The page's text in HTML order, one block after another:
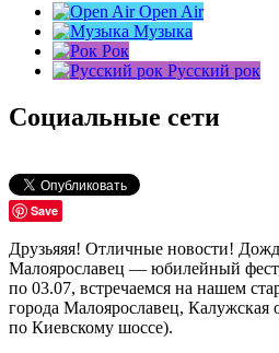
Open Air
Музыка
Рок
Русский рок
Социальные сети
Save
Друзьяяя! Отличные новости!
Малоярославец — юбилейный
по 03.07, встречаемся на нашем
города Малоярославец,
по Киевскому шоссе).